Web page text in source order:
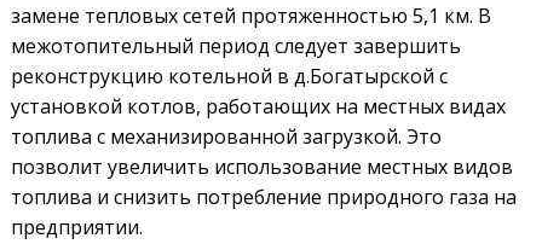
замене тепловых сетей протяженностью 5,1 км. В
межотопительный период следует завершить
реконструкцию котельной в д.Богатырской с
установкой котлов, работающих на местных видах
топлива с механизированной загрузкой. Это
позволит увеличить использование местных видов
топлива и снизить потребление природного газа на
предприятии.